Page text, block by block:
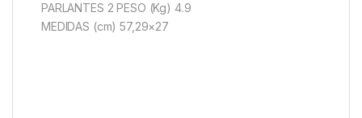
PARLANTES 2 PESO (Kg) 4.9
MEDIDAS (cm) 57,29×27